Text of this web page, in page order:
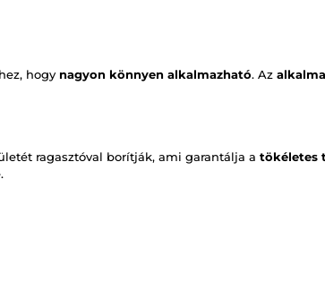
hogy nagyon könnyen alkalmazható. Az
ragasztóval borítják, ami garantálja a tökéletes